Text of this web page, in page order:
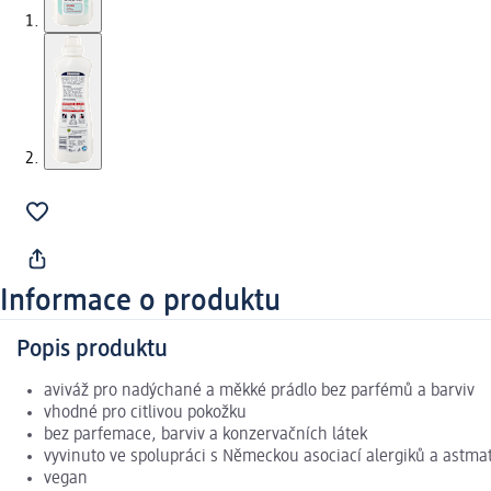
Informace o produktu
Popis produktu
aviváž pro nadýchané a měkké prádlo bez parfémů a barviv
vhodné pro citlivou pokožku
bez parfemace, barviv a konzervačních látek
vyvinuto ve spolupráci s Německou asociací alergiků a
vegan